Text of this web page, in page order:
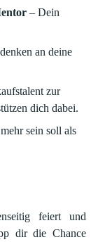
– Dein
an deine
zur
dich dabei.
sein soll als
feiert und
dir die Chance